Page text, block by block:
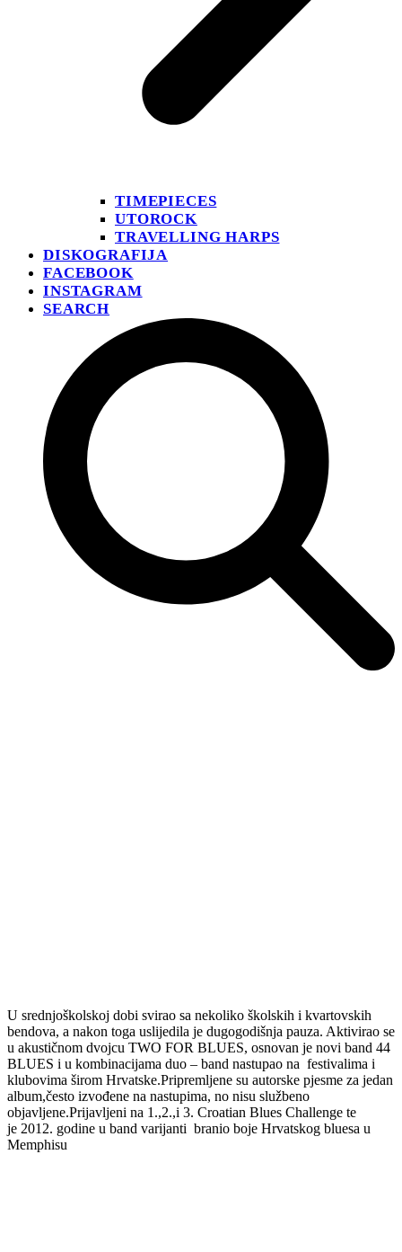
TIMEPIECES
UTOROCK
TRAVELLING HARPS
DISKOGRAFIJA
FACEBOOK
INSTAGRAM
SEARCH
U srednjoškolskoj dobi svirao sa nekoliko školskih i kvartovskih
bendova, a nakon toga uslijedila je dugogodišnja pauza. Aktivirao se
u akustičnom dvojcu TWO FOR BLUES, osnovan je novi band 44
BLUES i u kombinacijama duo – band nastupao na festivalima i
klubovima širom Hrvatske.Pripremljene su autorske pjesme za jedan
album,često izvođene na nastupima, no nisu službeno
objavljene.Prijavljeni na 1.,2.,i 3. Croatian Blues Challenge te
je 2012. godine u band varijanti branio boje Hrvatskog bluesa u
Memphisu